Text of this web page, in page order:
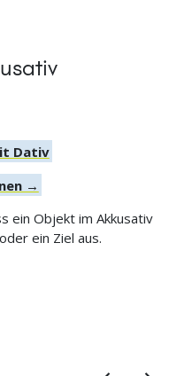
Dativ
→
ein Objekt im Akkusativ
ein Ziel aus.